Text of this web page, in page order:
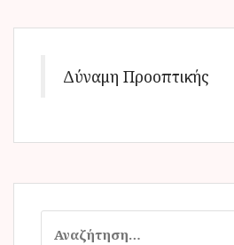
Δύναμη Προοπτικής